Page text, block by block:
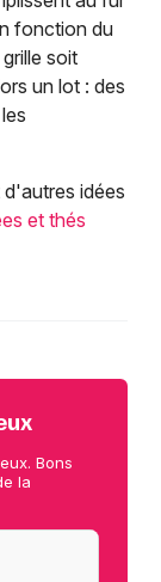
fonction du
soit
un lot : des
idées
et thés
Bons
la